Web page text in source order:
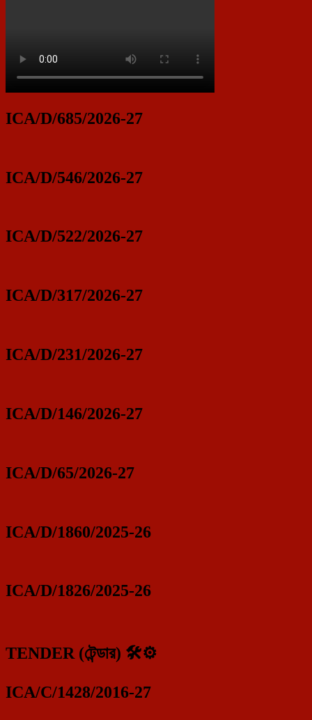
ICA/D/685/2026-27
ICA/D/546/2026-27
ICA/D/522/2026-27
ICA/D/317/2026-27
ICA/D/231/2026-27
ICA/D/146/2026-27
ICA/D/65/2026-27
ICA/D/1860/2025-26
ICA/D/1826/2025-26
TENDER (টেন্ডার) 🛠️⚙️
ICA/C/1428/2016-27